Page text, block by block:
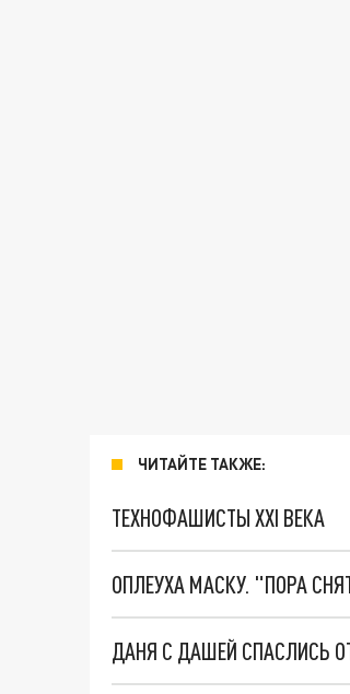
ЧИТАЙТЕ ТАКЖЕ:
ТЕХНОФАШИСТЫ XXI ВЕКА
ОПЛЕУХА МАСКУ. "ПОРА
ДАНЯ С ДАШЕЙ СПАСЛИСЬ